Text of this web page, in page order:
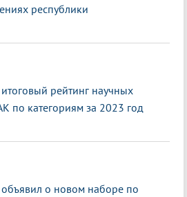
республики
рейтинг научных
по категориям за 2023 год
о новом наборе по